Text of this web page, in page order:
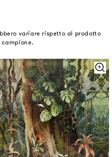
variare rispetto al prodotto